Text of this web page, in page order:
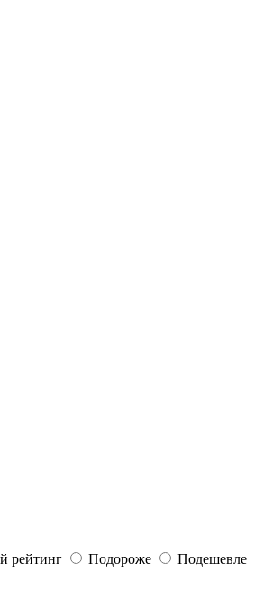
рейтинг Подороже
Подешевле